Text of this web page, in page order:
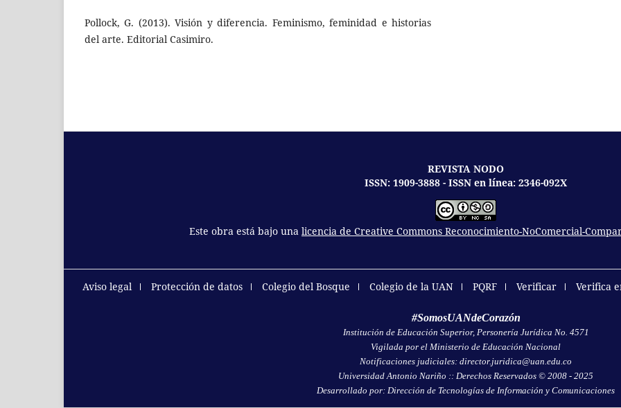
Pollock, G. (2013). Visión y diferencia. Feminismo, feminidad e historias
del arte. Editorial Casimiro.
REVISTA NODO
ISSN: 1909-3888 - ISSN en línea: 2346-092X
Este obra está bajo una licencia de Creative Commons Reconocimiento-NoComercial-
Aviso legal Protección de datos Colegio del Bosque Colegio de la UAN PQRF Verificar Verifica
#SomosUANdeCorazón
Institución de Educación Superior, Personería Jurídica No. 4571
Vigilada por el Ministerio de Educación Nacional
Notificaciones judiciales: director.juridica@uan.edu.co
Universidad Antonio Nariño :: Derechos Reservados © 2008 - 2025
Desarrollado por: Dirección de Tecnologías de Información y Comunicaciones